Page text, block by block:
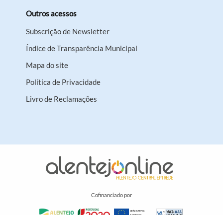
Outros acessos
Subscrição de Newsletter
Índice de Transparência Municipal
Mapa do site
Política de Privacidade
Livro de Reclamações
Cofinanciado por